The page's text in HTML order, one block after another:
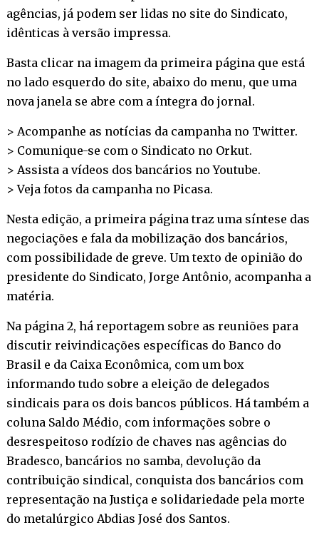
agências, já podem ser lidas no site do Sindicato,
idênticas à versão impressa.
Basta clicar na imagem da primeira página que está
no lado esquerdo do site, abaixo do menu, que uma
nova janela se abre com a íntegra do jornal.
> Acompanhe as notícias da campanha no Twitter.
> Comunique-se com o Sindicato no Orkut.
> Assista a vídeos dos bancários noYoutube.
> Veja fotos da campanha no Picasa.
Nesta edição, a primeira página traz uma síntese das
negociações e fala da mobilização dos bancários,
com possibilidade de greve. Um texto de opinião do
presidente do Sindicato, Jorge Antônio, acompanha a
matéria.
Na página 2, há reportagem sobre as reuniões para
discutir reivindicações específicas do Banco do
Brasil e da Caixa Econômica, com um box
informando tudo sobre a eleição de delegados
sindicais para os dois bancos públicos. Há também a
coluna Saldo Médio, com informações sobre o
desrespeitoso rodízio de chaves nas agências do
Bradesco, bancários no samba, devolução da
contribuição sindical, conquista dos bancários com
representação na Justiça e solidariedade pela morte
do metalúrgico Abdias José dos Santos.